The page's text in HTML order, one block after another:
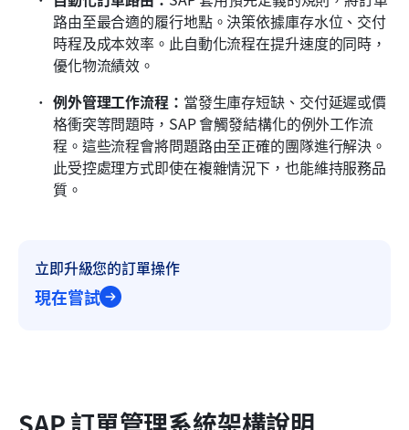
路由至最合適的履行地點。決策依據庫存水位、交付
時程及成本效率。此自動化流程在提升速度的同時，
優化物流績效。
例外管理工作流程： 當發生庫存短缺、交付延遲或價
格衝突等問題時，SAP 會觸發結構化的例外工作流
程。這些流程會將問題路由至正確的團隊進行解決。
此受控處理方式即使在複雜情況下，也能維持服務品
質。
立即升級您的訂單操作
現在嘗試